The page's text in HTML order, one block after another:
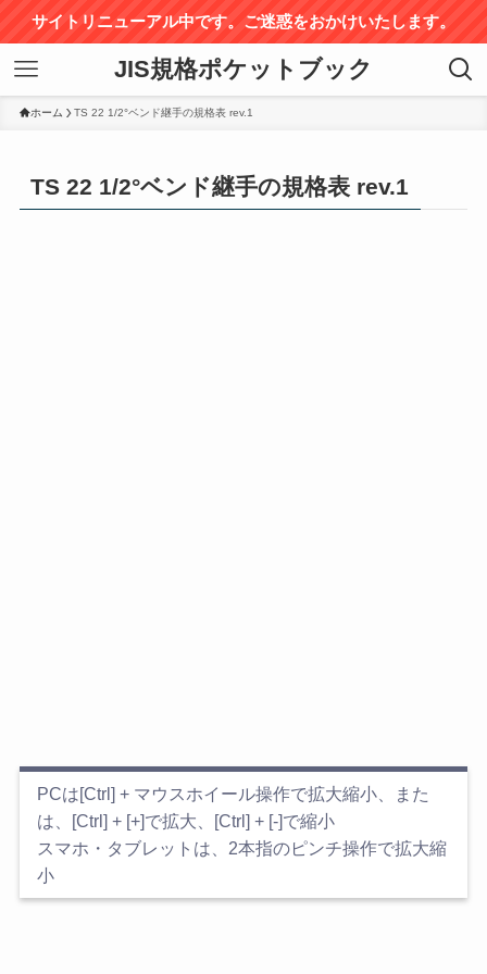
サイトリニューアル中です。ご迷惑をおかけいたします。
JIS規格ポケットブック
ホーム TS 22 1/2°ベンド継手の規格表 rev.1
TS 22 1/2°ベンド継手の規格表 rev.1
PCは[Ctrl] + マウスホイール操作で拡大縮小、また
は、[Ctrl] + [+]で拡大、[Ctrl] + [-]で縮小
スマホ・タブレットは、2本指のピンチ操作で拡大縮
小